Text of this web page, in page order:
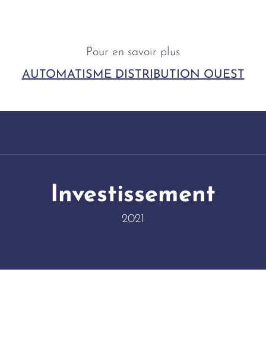
Pour en savoir plus
AUTOMATISME DISTRIBUTION OUEST
Investissement
2021